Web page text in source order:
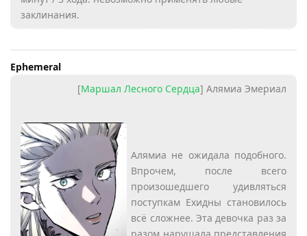
заклинания.
Ephemeral
[Маршал Лесного Сердца] Алямиа Эмериал
Алямиа не ожидала подобного.
Впрочем, после всего
произошедшего удивляться
поступкам Ехидны становилось
всё сложнее. Эта девочка раз за
разом нарушала представления